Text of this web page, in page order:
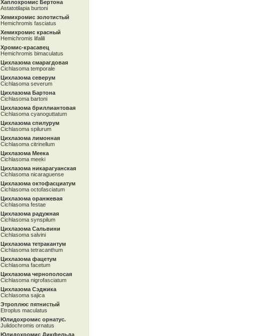
Хаплохромис Бертона
Astatotilapia burtoni
Хемихромис золотистый
Hemichromis fasciatus
Хемихромис красный
Hemichromis lifalili
Хромис-красавец
Hemichromis bimaculatus
Цихлазома смарагдовая
Cichlasoma temporale
Цихлазома северум
Cichlasoma severum
Цихлазома Бартона
Cichlasoma bartoni
Цихлазома бриллиантовая
Cichlasoma cyanoguttatum
Цихлазома спилурум
Cichlasoma spilurum
Цихлазома лимонная
Cichlasoma citrinellum
Цихлазома Меека
Cichlasoma meeki
Цихлазома никарагуанская
Cichlasoma nicaraguense
Цихлазома октофасциатум
Cichlasoma octofasciatum
Цихлазома оранжевая
Cichlasoma festae
Цихлазома радужная
Cichlasoma synspilum
Цихлазома Сальвини
Cichlasoma salvini
Цихлазома тетракантум
Cichlasoma tetracanthum
Цихлазома фацетум
Cichlasoma facetum
Цихлазома чернополосая
Cichlasoma nigrofasciatum
Цихлазома Сэджика
Cichlasoma sajica
Этроплюс пятнистый
Etroplus maculatus
Юлидохромис орнатус.
Julidochromis ornatus
Юлидохромис Дикфельда